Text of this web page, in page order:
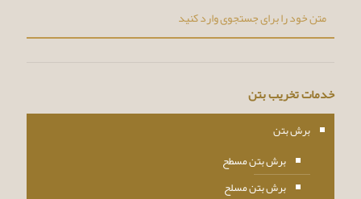
خدمات تخریب بتن
برش بتن
برش بتن مسطح
برش بتن مسلح